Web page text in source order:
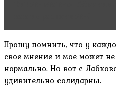
Прошу помнить, что у
свое мнение и мое может
нормально. Но вот с
удивительно солидарны.